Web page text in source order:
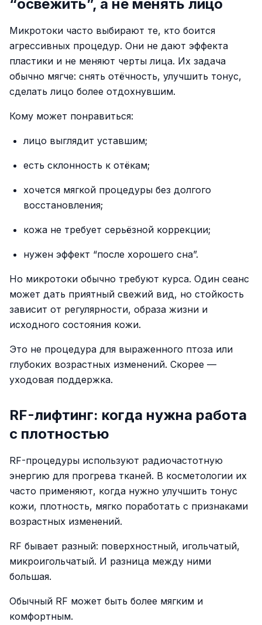
“освежить”, а не менять лицо
Микротоки часто выбирают те, кто боится
агрессивных процедур. Они не дают эффекта
пластики и не меняют черты лица. Их задача
обычно мягче: снять отёчность, улучшить тонус,
сделать лицо более отдохнувшим.
Кому может понравиться:
лицо выглядит уставшим;
есть склонность к отёкам;
хочется мягкой процедуры без долгого
восстановления;
кожа не требует серьёзной коррекции;
нужен эффект “после хорошего сна”.
Но микротоки обычно требуют курса. Один сеанс
может дать приятный свежий вид, но стойкость
зависит от регулярности, образа жизни и
исходного состояния кожи.
Это не процедура для выраженного птоза или
глубоких возрастных изменений. Скорее —
уходовая поддержка.
RF-лифтинг: когда нужна работа
с плотностью
RF-процедуры используют радиочастотную
энергию для прогрева тканей. В косметологии их
часто применяют, когда нужно улучшить тонус
кожи, плотность, мягко поработать с признаками
возрастных изменений.
RF бывает разный: поверхностный, игольчатый,
микроигольчатый. И разница между ними
большая.
Обычный RF может быть более мягким и
комфортным.